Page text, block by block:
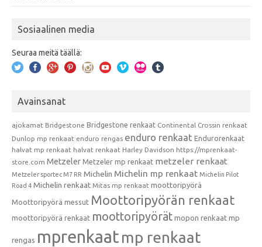
Sosiaalinen media
Seuraa meitä täällä:
Avainsanat
ajokamat Bridgestone Bridgestone renkaat Continental Crossin renkaat
Dunlop mp renkaat enduro rengas enduro renkaat Endurorenkaat
halvat mp renkaat halvat renkaat Harley Davidson https://mprenkaat-
store.com Metzeler Metzeler mp renkaat metzeler renkaat
Metzeler sportec M7 RR Michelin Michelin mp renkaat Michelin Pilot
Road 4 Michelin renkaat Mitas mp renkaat moottoripyörä
Moottoripyörä messut Moottoripyörän renkaat
moottoripyörä renkaat moottoripyörät mopon renkaat mp
rengas mprenkaat mp renkaat